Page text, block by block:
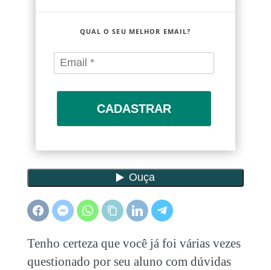
QUAL O SEU MELHOR EMAIL?
CADASTRAR
Tenho certeza que você já foi várias vezes
questionado por seu aluno com dúvidas